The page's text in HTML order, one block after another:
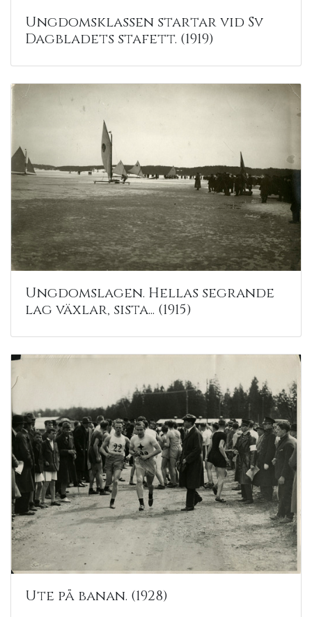
Ungdomsklassen startar vid Sv
Dagbladets stafett. (1919)
Ungdomslagen. Hellas segrande
lag växlar, sista... (1915)
Ute på banan. (1928)